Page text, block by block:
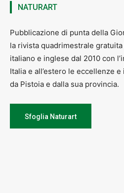
NATURART
Pubblicazione di punta della
la rivista quadrimestrale gratuita
italiano e inglese dal 2010 con
Italia e all’estero le eccellenze
da Pistoia e dalla sua provincia.
Sfoglia Naturart